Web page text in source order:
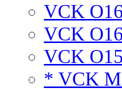
VCK
VCK
VCK
* VCK